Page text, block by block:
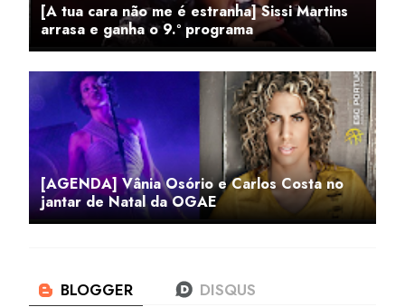
[A tua cara não me é estranha] Sissi Martins
arrasa e ganha o 9.º programa
[AGENDA] Vânia Osório e Carlos Costa no
jantar de Natal da OGAE